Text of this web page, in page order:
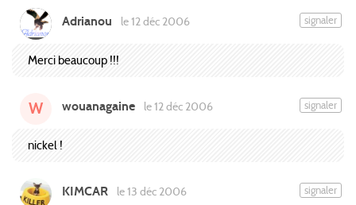
Adrianou le 12 déc 2006 signaler
Merci beaucoup !!!
W wouanagaine le 12 déc 2006 signaler
nickel !
KIMCAR le 13 déc 2006 signaler